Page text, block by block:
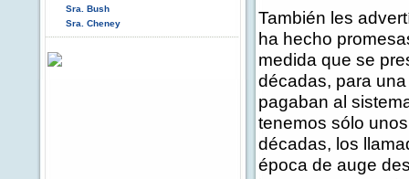
Sra. Bush
Sra. Cheney
También les
ha hecho
medida que se
décadas, para
pagaban al
tenemos sólo
décadas, los
época de auge